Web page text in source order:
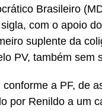
Brasileiro
com o apoio
suplente da
PV, também sem
a PF, de
por Renildo a um